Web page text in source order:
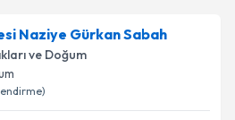
için randevu takvimi talebi
randevu almanız için bir
e-posta ile bilgilendireceğiz.
Naziye Gürkan Sabah
ve Doğum